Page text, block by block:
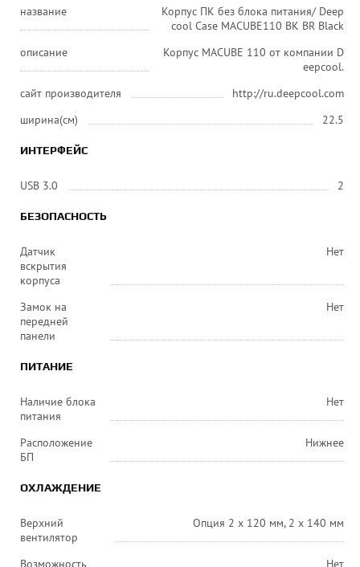
название
Корпус ПК без блока питания/ Deep
cool Case MACUBE110 BK BR Black
описание
Корпус MACUBE 110 от компании D
eepcool.
сайт производителя
http://ru.deepcool.com
ширина(см)
22.5
ИНТЕРФЕЙС
USB 3.0 2
БЕЗОПАСНОСТЬ
Датчик
вскрытия
корпуса
Нет
Замок на
передней
панели
Нет
ПИТАНИЕ
Наличие блока
питания
Нет
Расположение
БП
Нижнее
ОХЛАЖДЕНИЕ
Верхний
вентилятор
Опция 2 x 120 мм, 2 x 140 мм
Возможность Нет